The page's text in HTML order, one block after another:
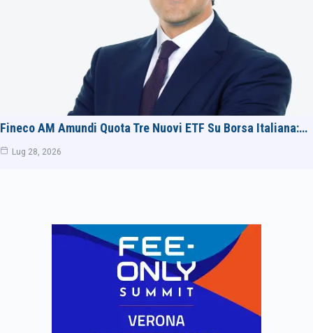
Fineco AM Amundi Quota Tre Nuovi ETF Su Borsa Italiana:…
Lug 28, 2026